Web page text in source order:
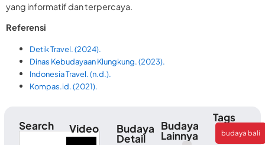
yang informatif dan terpercaya.
Referensi
Detik Travel. (2024).
Dinas Kebudayaan Klungkung. (2023).
Indonesia Travel. (n.d.).
Kompas.id. (2021).
Search Video Budaya
Detail
Budaya
Lainnya
Tags
budaya bali